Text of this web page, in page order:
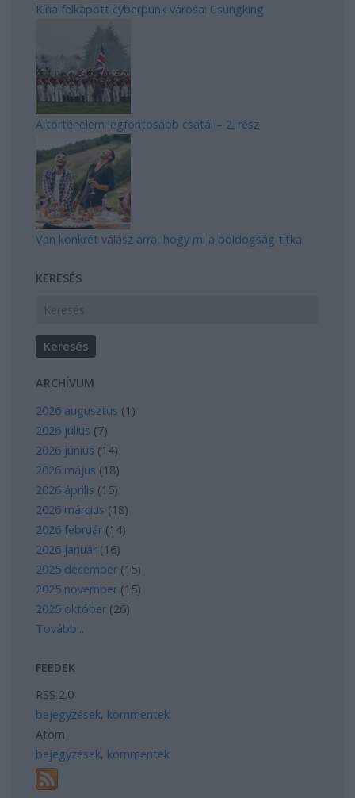
Kína felkapott cyberpunk városa: Csungking
A történelem legfontosabb csatái – 2. rész
Van konkrét válasz arra, hogy mi a boldogság titka
KERESÉS
ARCHÍVUM
2026 augusztus (1 )
2026 július (7)
2026 június (14)
2026 május (18)
2026 április (15)
2026 március (18)
2026 február (14)
2026 január (16)
2025 december (15)
2025 november (15)
2025 október (26)
Tovább...
FEEDEK
RSS 2.0
bejegyzések, kommentek
Atom
bejegyzések, kommentek